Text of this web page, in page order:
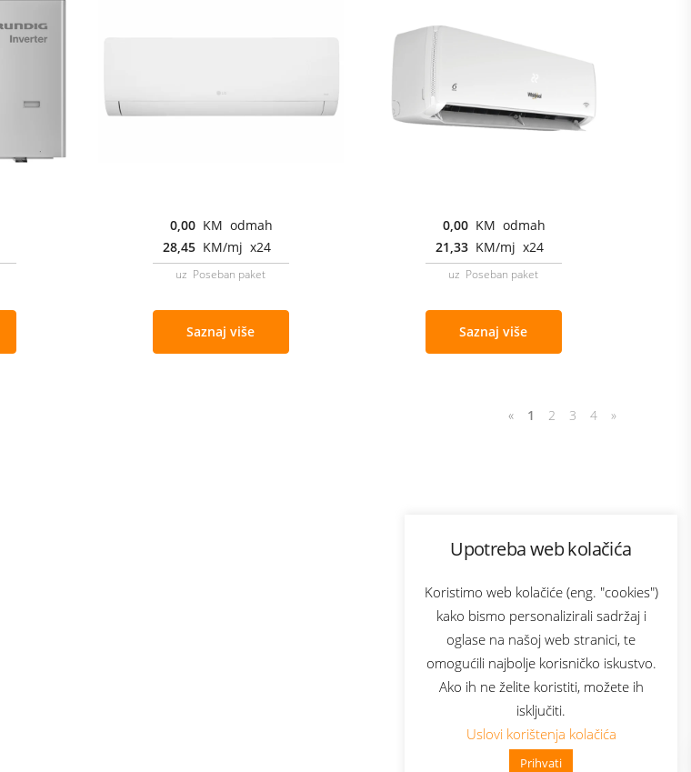
Upotreba web kolačića
Koristimo web kolačiće (eng. "cookies")
kako bismo personalizirali sadržaj i
oglase na našoj web stranici, te
omogućili najbolje korisničko iskustvo.
Ako ih ne želite koristiti, možete ih
isključiti.
Uslovi korištenja kolačića
Prihvati
👋 Zdravo, kako mogu pomoći?
0,00 KM odmah
28,45 KM/mj x24
uz Poseban paket
Saznaj više
0,00 KM odmah
21,33 KM/mj x24
uz Poseban paket
Saznaj više
« 1 2 3 4 »
Bonus plus
Prijava za newsletter